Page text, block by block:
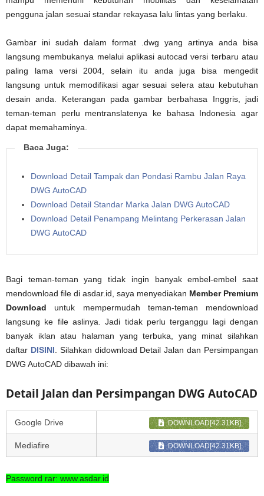
pengguna jalan sesuai standar rekayasa lalu lintas yang berlaku.
Gambar ini sudah dalam format .dwg yang artinya anda bisa
langsung membukanya melalui aplikasi autocad versi terbaru atau
paling lama versi 2004, selain itu anda juga bisa mengedit
langsung untuk memodifikasi agar sesuai selera atau kebutuhan
desain anda. Keterangan pada gambar berbahasa Inggris, jadi
teman-teman perlu mentranslatenya ke bahasa Indonesia agar
dapat memahaminya.
Baca Juga:
Download Detail Tampak dan Pondasi Rambu Jalan Raya
DWG AutoCAD
Download Detail Standar Marka Jalan DWG AutoCAD
Download Detail Penampang Melintang Perkerasan Jalan
DWG AutoCAD
Bagi teman-teman yang tidak ingin banyak embel-embel saat
mendownload file di asdar.id, saya menyediakan Member Premium
Download untuk mempermudah teman-teman mendownload
langsung ke file aslinya. Jadi tidak perlu terganggu lagi dengan
banyak iklan atau halaman yang terbuka, yang minat silahkan
daftar DISINI . Silahkan didownload Detail Jalan dan Persimpangan
DWG AutoCAD dibawah ini:
Detail Jalan dan Persimpangan DWG AutoCAD
Google Drive DOWNLOAD[42.31KB]
Mediafire DOWNLOAD[42.31KB]
Password rar: www.asdar.id